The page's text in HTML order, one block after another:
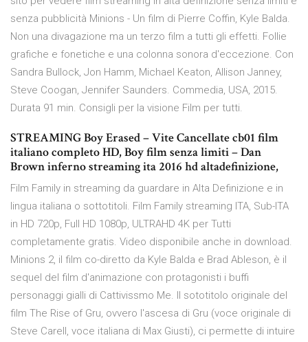
senza pubblicità Minions - Un film di Pierre Coffin, Kyle Balda.
Non una divagazione ma un terzo film a tutti gli effetti. Follie
grafiche e fonetiche e una colonna sonora d'eccezione. Con
Sandra Bullock, Jon Hamm, Michael Keaton, Allison Janney,
Steve Coogan, Jennifer Saunders. Commedia, USA, 2015.
Durata 91 min. Consigli per la visione Film per tutti.
STREAMING Boy Erased – Vite Cancellate cb01 film
italiano completo HD, Boy film senza limiti – Dan
Brown inferno streaming ita 2016 hd altadefinizione,
Film Family in streaming da guardare in Alta Definizione e in
lingua italiana o sottotitoli. Film Family streaming ITA, Sub-ITA
in HD 720p, Full HD 1080p, ULTRAHD 4K per Tutti
completamente gratis. Video disponibile anche in download.
Minions 2, il film co-diretto da Kyle Balda e Brad Ableson, è il
sequel del film d'animazione con protagonisti i buffi
personaggi gialli di Cattivissmo Me. Il sototitolo originale del
film The Rise of Gru, ovvero l'ascesa di Gru (voce originale di
Steve Carell, voce italiana di Max Giusti), ci permette di intuire